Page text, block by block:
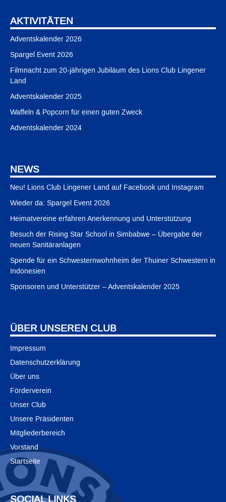
AKTIVITÄTEN
Adventskalender 2026
Spargel Event 2026
Filmnacht zum 20-jährigen Jubiläum des Lions Club Lingener
Land
Adventskalender 2025
Waffeln & Popcorn für einen guten Zweck
Adventskalender 2024
NEWS
Neu! Lions Club Lingener Land auf Facebook und Instagram
Wieder da: Spargel Event 2026
Heimatvereine erfahren Anerkennung und Unterstützung
Besuch der Rising Star School in Simbabwe – Übergabe der
neuen Sanitäranlagen
Spende für ein Schwesternwohnheim der Thuiner Schwestern in
Indonesien
Sponsoren und Unterstützer – Adventskalender 2025
ÜBER UNSEREN CLUB
Impressum
Datenschutzerklärung
Über uns
Förderverein
Unser Club
Unsere Präsidenten
Mitgliederbereich
Vorstand
Startseite